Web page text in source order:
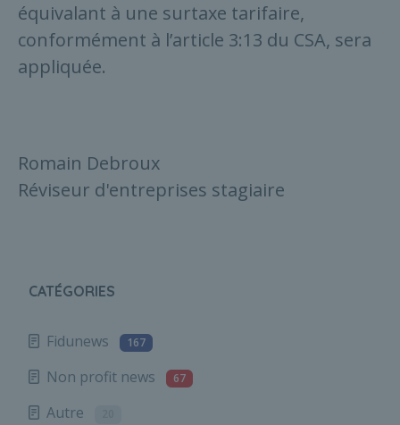
équivalant à une surtaxe tarifaire,
conformément à l’article 3:13 du CSA, sera
appliquée.
Romain Debroux
Réviseur d'entreprises stagiaire
CATÉGORIES
Fidunews 167
Non profit news 67
Autre